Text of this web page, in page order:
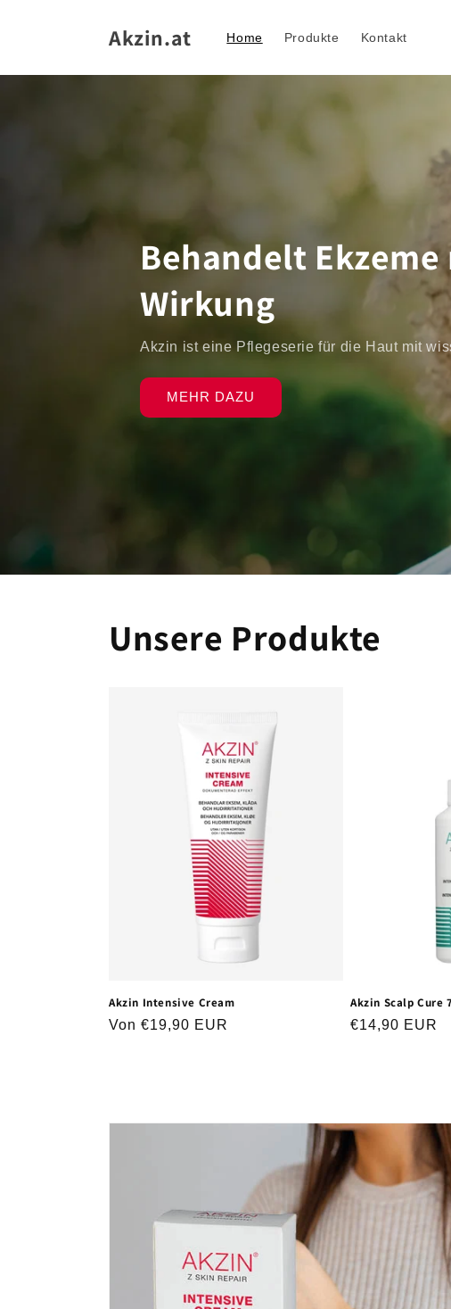
Akzin.at Home Produkte Kontakt
Behandelt
Wirkung
Akzin ist eine Pflegeserie für die Haut mit
MEHR DAZU
Unsere Produkte
Akzin Intensive Cream
Normaler
Von €19,90 EUR
Akzin Scalp Cure
Normaler
€14,90 EUR